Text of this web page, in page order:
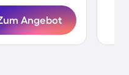
Angebot